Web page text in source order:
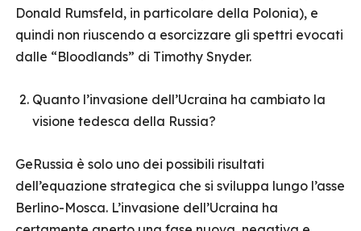
Donald Rumsfeld, in particolare della Polonia), e
quindi non riuscendo a esorcizzare gli spettri evocati
dalle “Bloodlands” di Timothy Snyder.
Quanto l’invasione dell’Ucraina ha cambiato la
visione tedesca della Russia?
GeRussia è solo uno dei possibili risultati
dell’equazione strategica che si sviluppa lungo l’asse
Berlino-Mosca. L’invasione dell’Ucraina ha